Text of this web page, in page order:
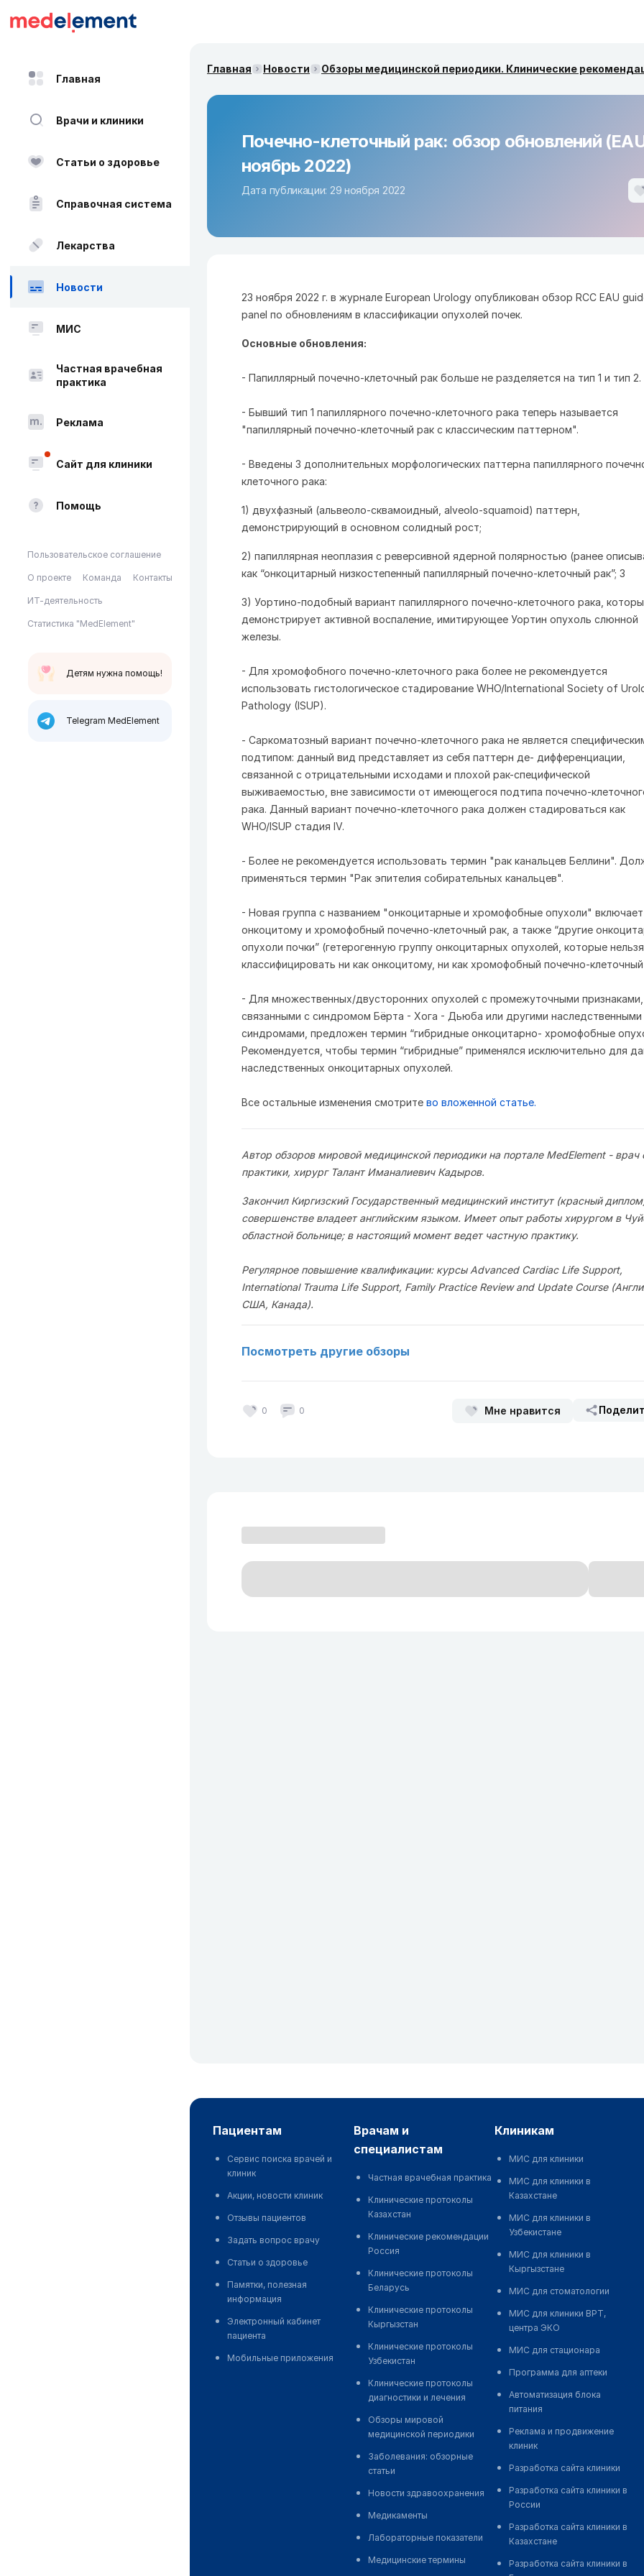
Главная
Врачи и клиники
Статьи о здоровье
Справочная система
Лекарства
Новости
МИС
Частная врачебная
практика
Реклама
Сайт для клиники
Помощь
Пользовательское соглашение
О проекте Команда Контакты
ИТ-деятельность
Статистика "MedElement"
Детям нужна помощь!
Telegram MedElement
Главная Новости Обзоры медицинской периодики. Клинические
Почечно-клеточный рак: обзор обновлений
ноябрь 2022)
Дата публикации: 29 ноября 2022
23 ноября 2022 г. в журнале European Urology опубликован обзор RCC EAU
panel по обновлениям в классификации опухолей почек.
Основные обновления:
- Папиллярный почечно-клеточный рак больше не разделяется на тип 1 и тип 2.
- Бывший тип 1 папиллярного почечно-клеточного рака теперь называется
"папиллярный почечно-клеточный рак с классическим паттерном".
- Введены 3 дополнительных морфологических паттерна папиллярного
клеточного рака:
1) двухфазный (альвеоло-сквамоидный, alveolo-squamoid) паттерн,
демонстрирующий в основном солидный рост;
2) папиллярная неоплазия с реверсивной ядерной полярностью (ранее
как “онкоцитарный низкостепенный папиллярный почечно-клеточный рак”; 3
3) Уортино-подобный вариант папиллярного почечно-клеточного рака,
демонстрирует активной воспаление, имитирующее Уортин опухоль слюнной
железы.
- Для хромофобного почечно-клеточного рака более не рекомендуется
использовать гистологическое стадирование WHO/International Society of
Pathology (ISUP).
- Саркоматозный вариант почечно-клеточного рака не является
подтипом: данный вид представляет из себя паттерн де- дифференциации,
связанной с отрицательными исходами и плохой рак-специфической
выживаемостью, вне зависимости от имеющегося подтипа почечно-
рака. Данный вариант почечно-клеточного рака должен стадироваться как
WHO/ISUP стадия IV.
- Более не рекомендуется использовать термин "рак канальцев Беллини".
применяться термин "Рак эпителия собирательных канальцев".
- Новая группа с названием "онкоцитарные и хромофобные опухоли" включает
онкоцитому и хромофобный почечно-клеточный рак, а также “другие
опухоли почки” (гетерогенную группу онкоцитарных опухолей, которые нельзя
классифицировать ни как онкоцитому, ни как хромофобный почечно-
- Для множественных/двусторонних опухолей с промежуточными признаками,
связанными с синдромом Бёрта - Хога - Дьюба или другими наследственными
синдромами, предложен термин “гибридные онкоцитарно- хромофобные
Рекомендуется, чтобы термин “гибридные” применялся исключительно для
наследственных онкоцитарных опухолей.
Все остальные изменения смотрите во вложенной статье.
Автор обзоров мировой медицинской периодики на портале MedElement - врач
практики, хирург Талант Иманалиевич Кадыров.
Закончил Киргизский Государственный медицинский институт (красный
совершенстве владеет английским языком. Имеет опыт работы хирургом в
областной больнице; в настоящий момент ведет частную практику.
Регулярное повышение квалификации: курсы Advanced Cardiac Life Support,
International Trauma Life Support, Family Practice Review and Update Course
США, Канада).
Посмотреть другие обзоры
0 0 Мне нравится
пациентам
Сервис поиска врачей и
клиник
Акции, новости клиник
Отзывы пациентов
Задать вопрос врачу
Статьи о здоровье
Памятки, полезная
информация
Электронный кабинет
пациента
Мобильные приложения
врачам и
специалистам
Частная врачебная практика
Клинические протоколы
Казахстан
Клинические рекомендации
Россия
Клинические протоколы
Беларусь
Клинические протоколы
Кыргызстан
Клинические протоколы
Узбекистан
Клинические протоколы
диагностики и лечения
Обзоры мировой
медицинской периодики
Заболевания: обзорные
статьи
Новости здравоохранения
Медикаменты
Лабораторные показатели
Медицинские термины
клиникам
МИС для клиники
МИС для клиники в
Казахстане
МИС для клиники в
Узбекистане
МИС для клиники в
Кыргызстане
МИС для стоматологии
МИС для клиники ВРТ,
центра ЭКО
МИС для стационара
Программа для аптеки
Автоматизация блока
питания
Реклама и продвижение
клиник
Разработка сайта клиники
Разработка сайта клиники в
России
Разработка сайта клиники в
Казахстане
Разработка сайта клиники в